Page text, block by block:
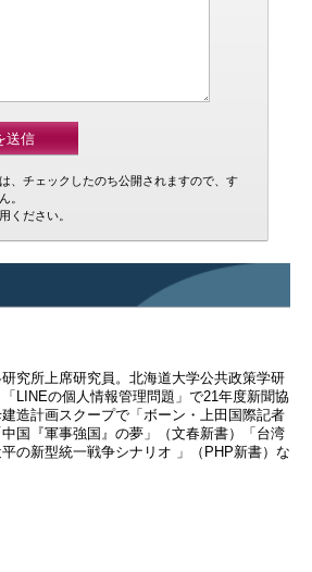
、チェックしたのち公開されますので、す
。
ください。
究所上席研究員。北海道大学公共政策学研
LINEの個人情報管理問題」で21年度新聞協
造計画スクープで「ボーン・上田国際記者
国『軍事強国』の夢」（文春新書）「台湾
の新型統一戦争シナリオ 」（PHP新書）な